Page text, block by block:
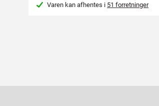
Varen kan afhentes i 51 forretninger